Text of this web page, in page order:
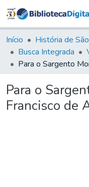
Início História de
Busca Integrada
Para o
Francisco de